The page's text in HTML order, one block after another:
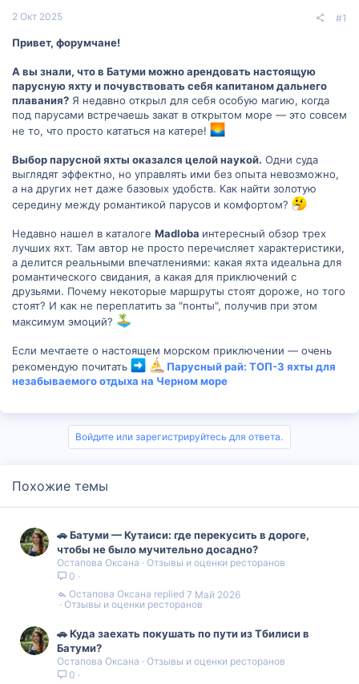
2 Окт 2025 #1
Привет, форумчане!
А вы знали, что в Батуми можно арендовать настоящую
парусную яхту и почувствовать себя капитаном дальнего
плавания? Я недавно открыл для себя особую магию, когда
под парусами встречаешь закат в открытом море — это совсем
не то, что просто кататься на катере!
Выбор парусной яхты оказался целой наукой. Одни суда
выглядят эффектно, но управлять ими без опыта невозможно,
а на других нет даже базовых удобств. Как найти золотую
середину между романтикой парусов и комфортом?
Недавно нашел в каталоге Madloba интересный обзор трех
лучших яхт. Там автор не просто перечисляет характеристики,
а делится реальными впечатлениями: какая яхта идеальна для
романтического свидания, а какая для приключений с
друзьями. Почему некоторые маршруты стоят дороже, но того
стоят? И как не переплатить за "понты", получив при этом
максимум эмоций?
Если мечтаете о настоящем морском приключении — очень
рекомендую почитать
Парусный рай: ТОП-3 яхты для
незабываемого отдыха на Черном море
Войдите или зарегистрируйтесь для ответа.
Похожие темы
🚗 Батуми — Кутаиси: где перекусить в дороге,
чтобы не было мучительно досадно?
Остапова Оксана
Отзывы и оценки ресторанов
0
Отзывы и оценки ресторанов
7 Май 2026
Остапова Оксана
🚗 Куда заехать покушать по пути из Тбилиси в
Батуми?
Остапова Оксана
Отзывы и оценки ресторанов
0